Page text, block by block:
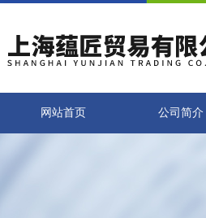
网站首页 公司简介